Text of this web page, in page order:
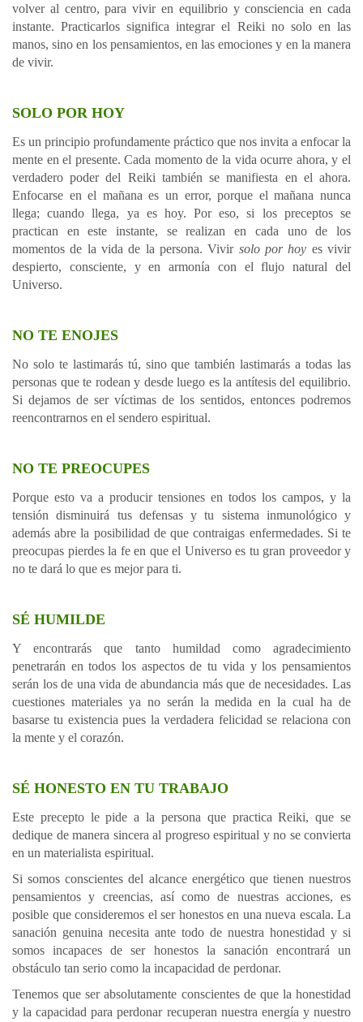
volver al centro, para vivir en equilibrio y consciencia en cada
instante. Practicarlos significa integrar el Reiki no solo en las
manos, sino en los pensamientos, en las emociones y en la manera
de vivir.
SOLO POR HOY
Es un principio profundamente práctico que nos invita a enfocar la
mente en el presente. Cada momento de la vida ocurre ahora, y el
verdadero poder del Reiki también se manifiesta en el ahora.
Enfocarse en el mañana es un error, porque el mañana nunca
llega; cuando llega, ya es hoy. Por eso, si los preceptos se
practican en este instante, se realizan en cada uno de los
momentos de la vida de la persona. Vivir solo por hoy es vivir
despierto, consciente, y en armonía con el flujo natural del
Universo.
NO TE ENOJES
No solo te lastimarás tú, sino que también lastimarás a todas las
personas que te rodean y desde luego es la antítesis del equilibrio.
Si dejamos de ser víctimas de los sentidos, entonces podremos
reencontrarnos en el sendero espiritual.
NO TE PREOCUPES
Porque esto va a producir tensiones en todos los campos, y la
tensión disminuirá tus defensas y tu sistema inmunológico y
además abre la posibilidad de que contraigas enfermedades. Si te
preocupas pierdes la fe en que el Universo es tu gran proveedor y
no te dará lo que es mejor para ti.
SÉ HUMILDE
Y encontrarás que tanto humildad como agradecimiento
penetrarán en todos los aspectos de tu vida y los pensamientos
serán los de una vida de abundancia más que de necesidades. Las
cuestiones materiales ya no serán la medida en la cual ha de
basarse tu existencia pues la verdadera felicidad se relaciona con
la mente y el corazón.
SÉ HONESTO EN TU TRABAJO
Este precepto le pide a la persona que practica Reiki, que se
dedique de manera sincera al progreso espiritual y no se convierta
en un materialista espiritual.
Si somos conscientes del alcance energético que tienen nuestros
pensamientos y creencias, así como de nuestras acciones, es
posible que consideremos el ser honestos en una nueva escala. La
sanación genuina necesita ante todo de nuestra honestidad y si
somos incapaces de ser honestos la sanación encontrará un
obstáculo tan serio como la incapacidad de perdonar.
Tenemos que ser absolutamente conscientes de que la honestidad
y la capacidad para perdonar recuperan nuestra energía y nuestro